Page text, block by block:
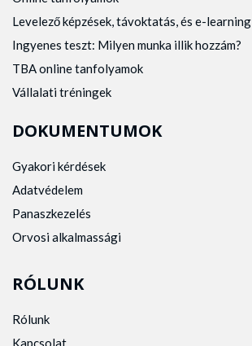
Levelező képzések, távoktatás, és e-learning
Ingyenes teszt: Milyen munka illik hozzám?
TBA online tanfolyamok
Vállalati tréningek
DOKUMENTUMOK
Gyakori kérdések
Adatvédelem
Panaszkezelés
Orvosi alkalmassági
RÓLUNK
Rólunk
Kapcsolat